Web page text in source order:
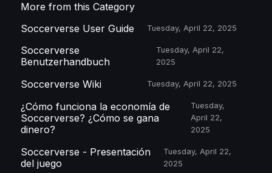
More from this Category
Soccerverse User Guide
Tuesday, April 22, 2025
Soccerverse
Benutzerhandbuch
Tuesday, April 22,
2025
Soccerverse Wiki Tuesday, April 22, 2025
¿Cómo funciona la economía de
Soccerverse? ¿Cómo se gana
dinero?
Tuesday,
April 22,
2025
Soccerverse - Presentación
del juego
Tuesday, April 22,
2025